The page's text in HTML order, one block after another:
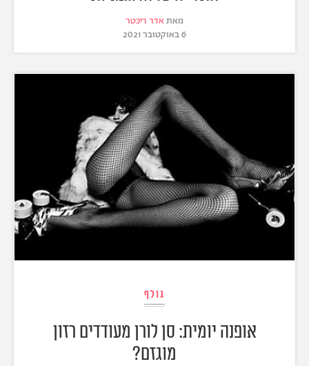
מאת אדר ריכטר
6 באוקטובר 2021
גולף
אופנה יומית: סן לורן מעודדים רזון
מוגזם?